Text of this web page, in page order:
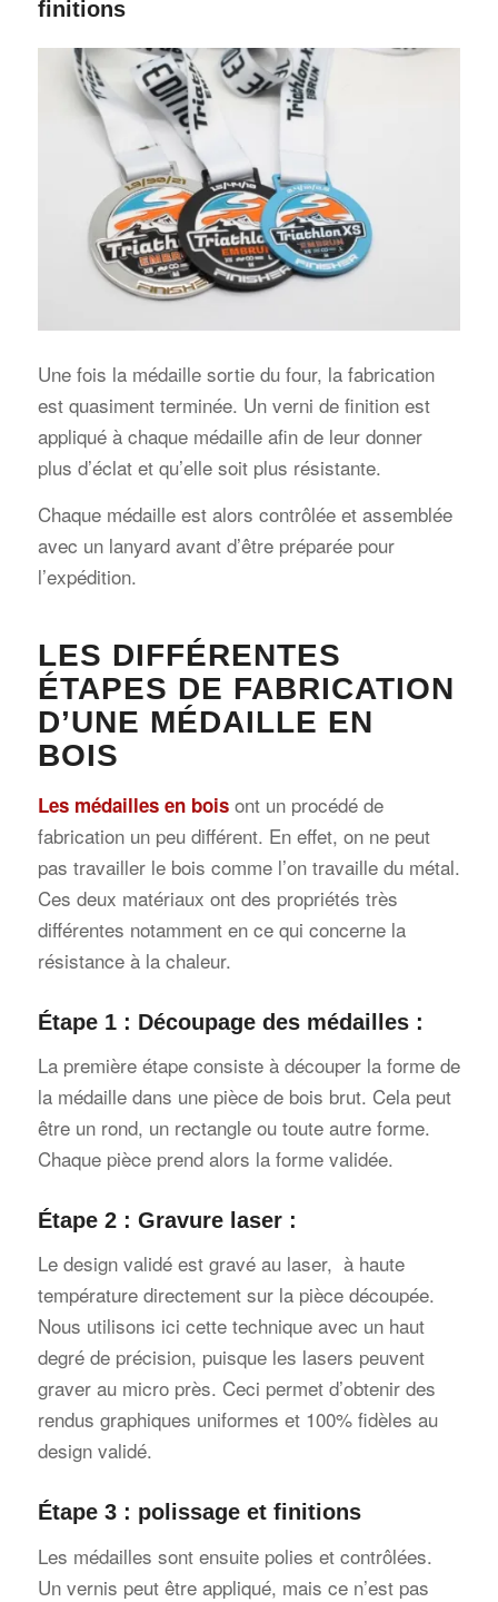
finitions
Une fois la médaille sortie du four, la fabrication
est quasiment terminée. Un verni de finition est
appliqué à chaque médaille afin de leur donner
plus d’éclat et qu’elle soit plus résistante.
Chaque médaille est alors contrôlée et assemblée
avec un lanyard avant d’être préparée pour
l’expédition.
LES DIFFÉRENTES
ÉTAPES DE FABRICATION
D’UNE MÉDAILLE EN
BOIS
Les médailles en boisont un procédé de
fabrication un peu différent. En effet, on ne peut
pas travailler le bois comme l’on travaille du métal.
Ces deux matériaux ont des propriétés très
différentes notamment en ce qui concerne la
résistance à la chaleur.
Étape 1 : Découpage des médailles :
La première étape consiste à découper la forme de
la médaille dans une pièce de bois brut. Cela peut
être un rond, un rectangle ou toute autre forme.
Chaque pièce prend alors la forme validée.
Étape 2 : Gravure laser :
Le design validé est gravé au laser, à haute
température directement sur la pièce découpée.
Nous utilisons ici cette technique avec un haut
degré de précision, puisque les lasers peuvent
graver au micro près. Ceci permet d’obtenir des
rendus graphiques uniformes et 100% fidèles au
design validé.
Étape 3 : polissage et finitions
Les médailles sont ensuite polies et contrôlées.
Un vernis peut être appliqué, mais ce n’est pas